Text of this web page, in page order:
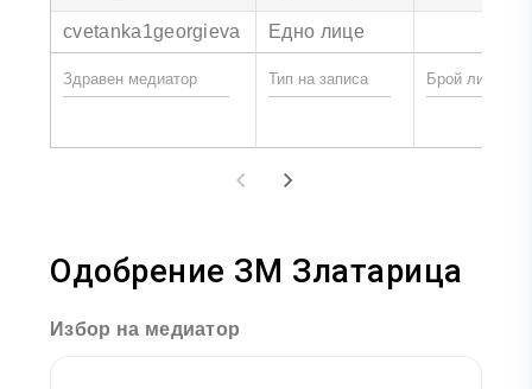
cvetanka1georgieva Едно лице
Одобрение ЗМ Златарица
Избор на медиатор